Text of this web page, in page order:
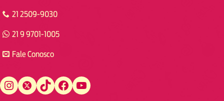
21 2509-9030
21 9 9701-1005
Fale Conosco
Instagram Twitter TikTok Facebook YouTube